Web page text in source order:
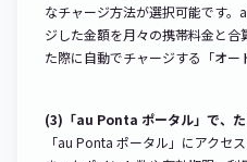
なチャージ方法が選択可能です
ジした金額を月々の携帯料金と
た際に自動でチャージする「オー
(3)「au Ponta ポータル」で、
「au Ponta ポータル」にアクセ